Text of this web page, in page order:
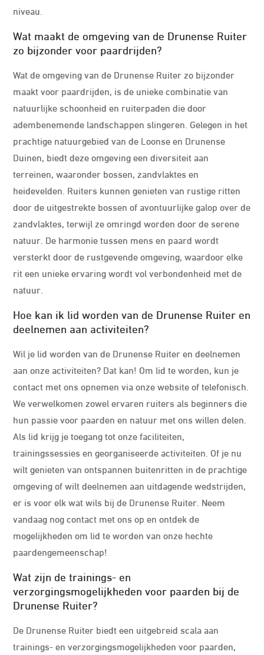
niveau.
Wat maakt de omgeving van de Drunense Ruiter
zo bijzonder voor paardrijden?
Wat de omgeving van de Drunense Ruiter zo bijzonder
maakt voor paardrijden, is de unieke combinatie van
natuurlijke schoonheid en ruiterpaden die door
adembenemende landschappen slingeren. Gelegen in het
prachtige natuurgebied van de Loonse en Drunense
Duinen, biedt deze omgeving een diversiteit aan
terreinen, waaronder bossen, zandvlaktes en
heidevelden. Ruiters kunnen genieten van rustige ritten
door de uitgestrekte bossen of avontuurlijke galop over de
zandvlaktes, terwijl ze omringd worden door de serene
natuur. De harmonie tussen mens en paard wordt
versterkt door de rustgevende omgeving, waardoor elke
rit een unieke ervaring wordt vol verbondenheid met de
natuur.
Hoe kan ik lid worden van de Drunense Ruiter en
deelnemen aan activiteiten?
Wil je lid worden van de Drunense Ruiter en deelnemen
aan onze activiteiten? Dat kan! Om lid te worden, kun je
contact met ons opnemen via onze website of telefonisch.
We verwelkomen zowel ervaren ruiters als beginners die
hun passie voor paarden en natuur met ons willen delen.
Als lid krijg je toegang tot onze faciliteiten,
trainingssessies en georganiseerde activiteiten. Of je nu
wilt genieten van ontspannen buitenritten in de prachtige
omgeving of wilt deelnemen aan uitdagende wedstrijden,
er is voor elk wat wils bij de Drunense Ruiter. Neem
vandaag nog contact met ons op en ontdek de
mogelijkheden om lid te worden van onze hechte
paardengemeenschap!
Wat zijn de trainings- en
verzorgingsmogelijkheden voor paarden bij de
Drunense Ruiter?
De Drunense Ruiter biedt een uitgebreid scala aan
trainings- en verzorgingsmogelijkheden voor paarden,